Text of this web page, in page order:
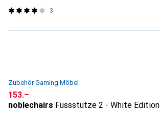
3
Zubehör Gaming Möbel
CHF
153.–
noblechairs Fussstütze 2 - White Edition